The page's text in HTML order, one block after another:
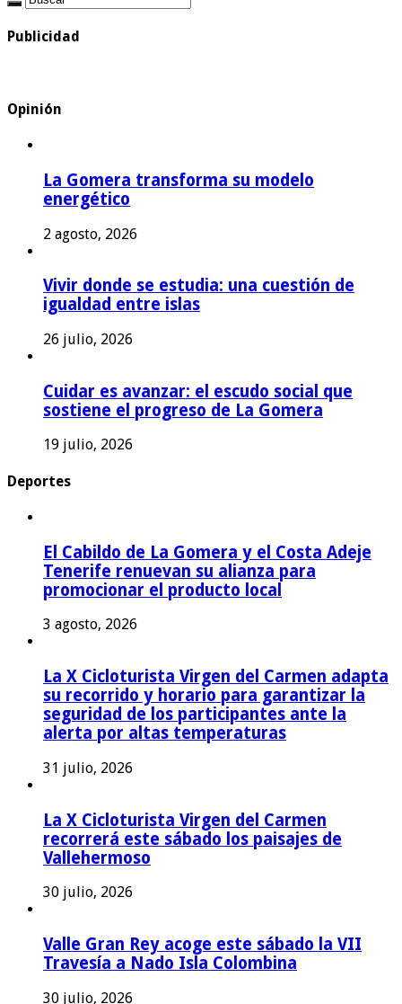
Publicidad
Opinión
La Gomera transforma su modelo
energético
2 agosto, 2026
Vivir donde se estudia: una cuestión de
igualdad entre islas
26 julio, 2026
Cuidar es avanzar: el escudo social que
sostiene el progreso de La Gomera
19 julio, 2026
Deportes
El Cabildo de La Gomera y el Costa Adeje
Tenerife renuevan su alianza para
promocionar el producto local
3 agosto, 2026
La X Cicloturista Virgen del Carmen adapta
su recorrido y horario para garantizar la
seguridad de los participantes ante la
alerta por altas temperaturas
31 julio, 2026
La X Cicloturista Virgen del Carmen
recorrerá este sábado los paisajes de
Vallehermoso
30 julio, 2026
Valle Gran Rey acoge este sábado la VII
Travesía a Nado Isla Colombina
30 julio, 2026